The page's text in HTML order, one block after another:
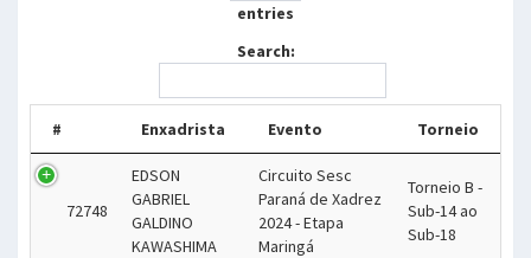
entries
Search:
# Enxadrista Evento Torneio
72748
EDSON
GABRIEL
GALDINO
KAWASHIMA
Circuito Sesc
Paraná de Xadrez
2024 - Etapa
Maringá
Torneio B -
Sub-14 ao
Sub-18